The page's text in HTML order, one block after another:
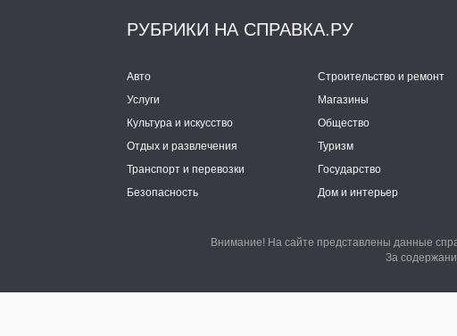
РУБРИКИ НА СПРАВКА.РУ
Авто Строительство и ремонт
Услуги
Магазины
Культура и искусство
Общество
Отдых и развлечения
Туризм
Транспорт и перевозки
Государство
Безопасность
Дом и интерьер
Внимание! На сайте представлены данные
За